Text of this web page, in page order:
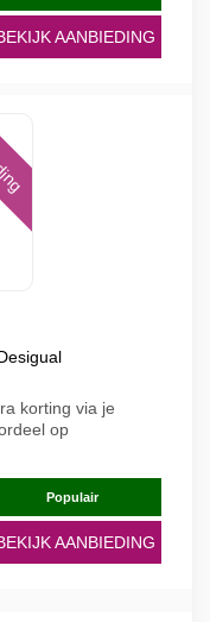
AANBIEDING
korting via je
op
Populair
AANBIEDING